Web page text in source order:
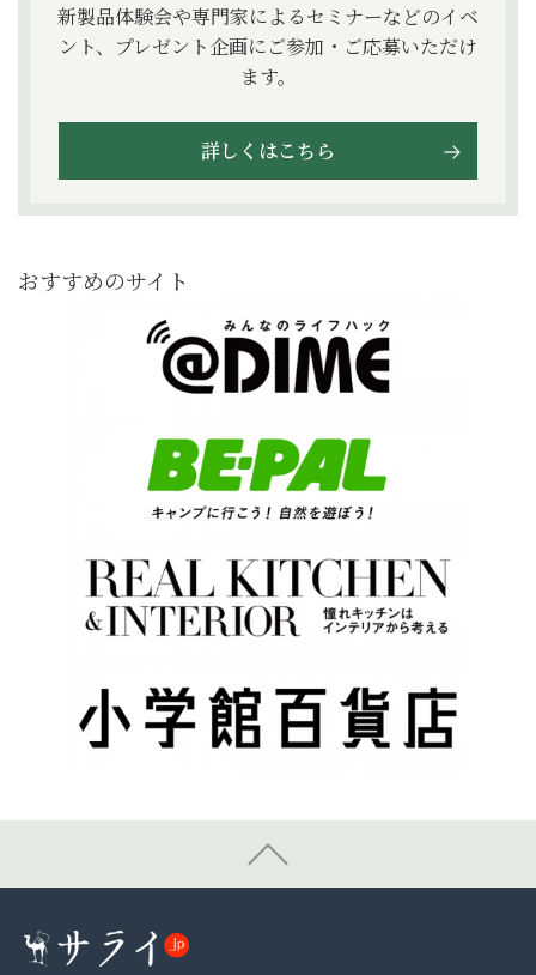
新製品体験会や専門家によるセミナーなどのイベ
ント、プレゼント企画にご参加・ご応募いただけ
ます。
詳しくはこちら
おすすめのサイト